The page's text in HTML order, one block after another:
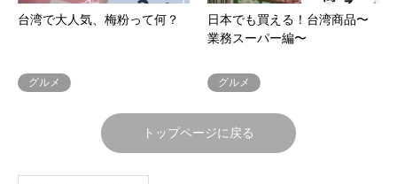
台湾で大人気、梅粉って何？
グルメ
日本でも買える！台湾商品〜
業務スーパー編〜
グルメ
トップページに戻る